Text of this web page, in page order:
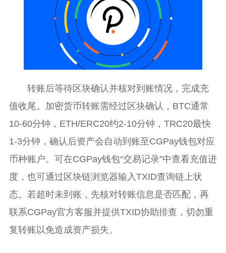
转账后等待区块确认并核对到账情况，完成充
值收尾。加密货币转账需经过区块确认，BTC通常
10-60分钟，ETH/ERC20约2-10分钟，TRC20最快
1-3分钟，确认后资产会自动到账至CGPay钱包对应
币种账户。可在CGPay钱包“交易记录”中查看充值进
度，也可通过区块链浏览器输入TXID查询链上状
态。若超时未到账，先核对转账信息是否匹配，再
联系CGPay官方客服并提供TXID协助排查，切勿重
复转账以免造成资产损失。